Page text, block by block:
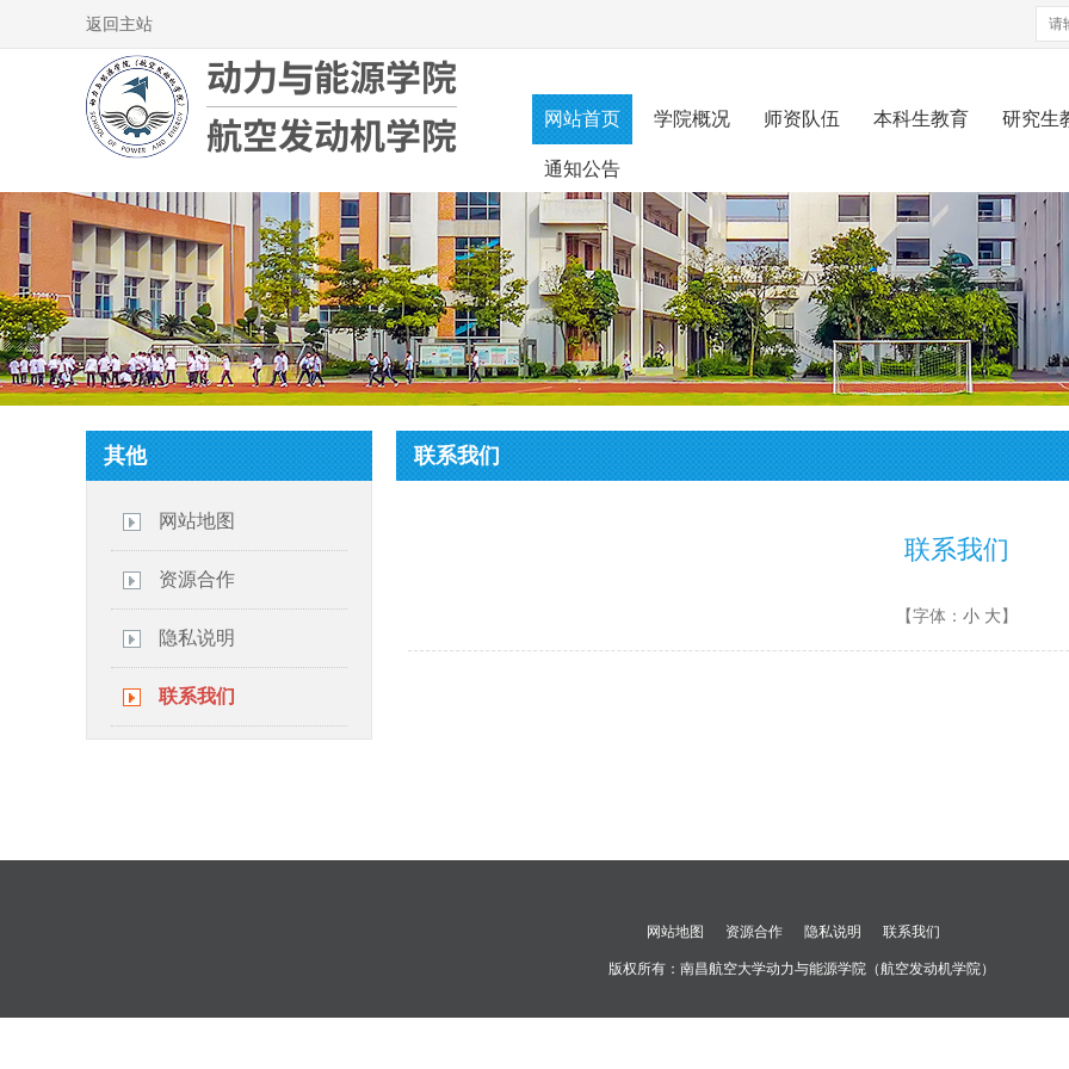
返回主站
网站首页 学院概况 师资队伍 本科生教育 研究生
通知公告
其他
网站地图
资源合作
隐私说明
联系我们
联系我们
联系我们
【字体： 小 大】
网站地图 资源合作 隐私说明 联系我们
版权所有： 南昌航空大学动力与能源学院（航空发动机学院）